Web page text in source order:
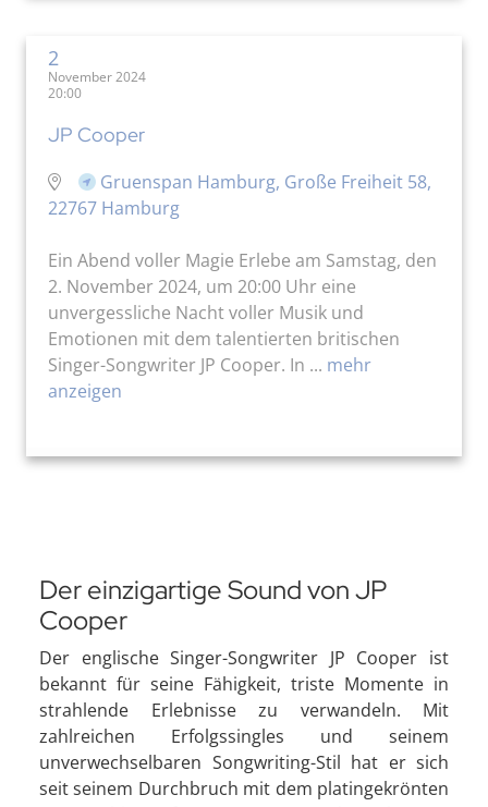
2
November 2024
20:00
JP Cooper
Gruenspan Hamburg, Große Freiheit 58,
22767 Hamburg
Ein Abend voller Magie Erlebe am Samstag, den
2. November 2024, um 20:00 Uhr eine
unvergessliche Nacht voller Musik und
Emotionen mit dem talentierten britischen
Singer-Songwriter JP Cooper. In ... mehr
anzeigen
Der einzigartige Sound von JP
Cooper
Der englische Singer-Songwriter JP Cooper ist
bekannt für seine Fähigkeit, triste Momente in
strahlende Erlebnisse zu verwandeln. Mit
zahlreichen Erfolgssingles und seinem
unverwechselbaren Songwriting-Stil hat er sich
seit seinem Durchbruch mit dem platingekrönten